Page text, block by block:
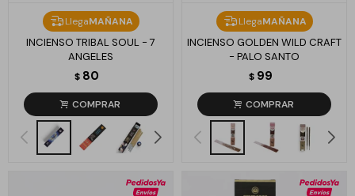
LlegaMAÑANA
INCIENSO TRIBAL SOUL - 7
ANGELES
$ 80
LlegaMAÑANA
INCIENSO GOLDEN WILD CRAFT
- PALO SANTO
$ 99